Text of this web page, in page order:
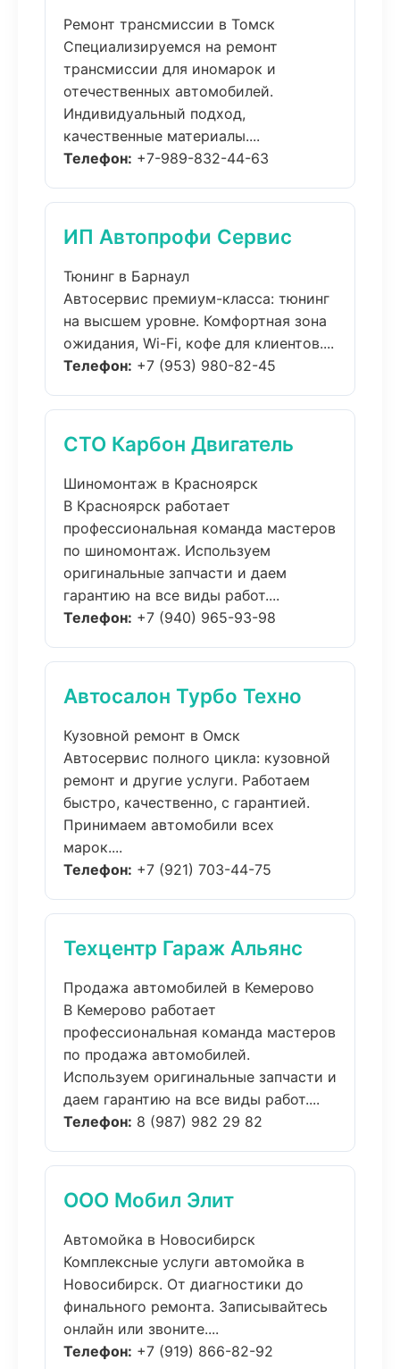
Ремонт трансмиссии в Томск
Специализируемся на ремонт
трансмиссии для иномарок и
отечественных автомобилей.
Индивидуальный подход,
качественные материалы....
Телефон: +7-989-832-44-63
ИП Автопрофи Сервис
Тюнинг в Барнаул
Автосервис премиум-класса: тюнинг
на высшем уровне. Комфортная зона
ожидания, Wi-Fi, кофе для клиентов....
Телефон: +7 (953) 980-82-45
СТО Карбон Двигатель
Шиномонтаж в Красноярск
В Красноярск работает
профессиональная команда мастеров
по шиномонтаж. Используем
оригинальные запчасти и даем
гарантию на все виды работ....
Телефон: +7 (940) 965-93-98
Автосалон Турбо Техно
Кузовной ремонт в Омск
Автосервис полного цикла: кузовной
ремонт и другие услуги. Работаем
быстро, качественно, с гарантией.
Принимаем автомобили всех
марок....
Телефон: +7 (921) 703-44-75
Техцентр Гараж Альянс
Продажа автомобилей в Кемерово
В Кемерово работает
профессиональная команда мастеров
по продажа автомобилей.
Используем оригинальные запчасти и
даем гарантию на все виды работ....
Телефон: 8 (987) 982 29 82
ООО Мобил Элит
Автомойка в Новосибирск
Комплексные услуги автомойка в
Новосибирск. От диагностики до
финального ремонта. Записывайтесь
онлайн или звоните....
Телефон: +7 (919) 866-82-92